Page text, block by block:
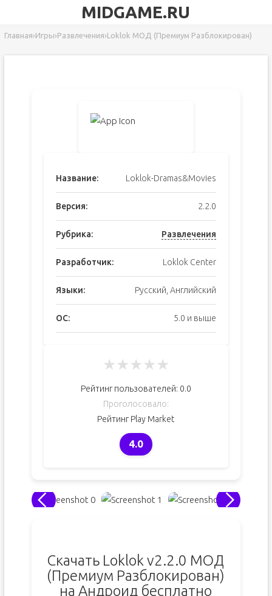
MIDGAME.RU
Главная›Игры›Развлечения›Loklok МОД (Премиум Разблокирован)
Название: Loklok-Dramas&Movies
Версия: 2.2.0
Рубрика: Развлечения
Разработчик: Loklok Center
Языки: Русский, Английский
ОС: 5.0 и выше
★★★★★
Рейтинг пользователей: 0.0
Проголосовало:
Рейтинг Play Market
4.0
Скачать Loklok v2.2.0 МОД
(Премиум Разблокирован)
на Андроид бесплатно